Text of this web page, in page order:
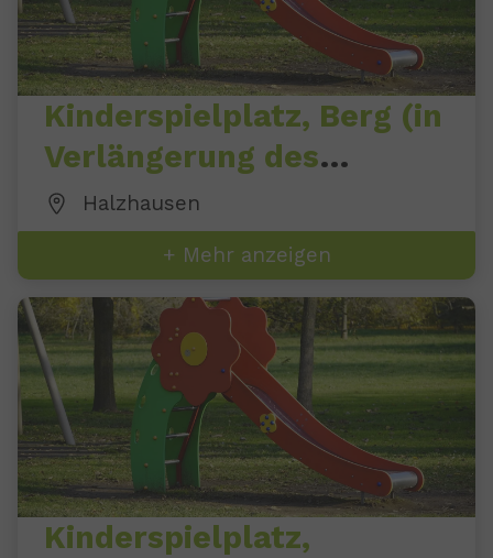
Kinderspielplatz, Berg (in
Verlängerung des
Veilchenweges)
Halzhausen
+ Mehr anzeigen
Kinderspielplatz,